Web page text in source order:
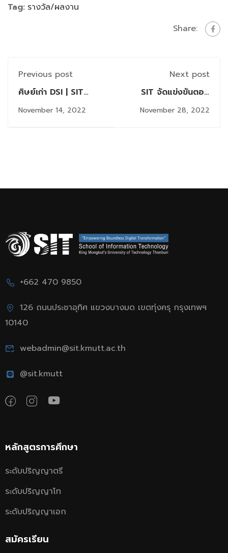
Tag: รางวัล/ผลงาน
Share:
Previous post
ศิษย์เก่า DSI | SIT
KMUTT ร่วมทีมวิจัย
พัฒนาแอปพลิเคชัน
November 14, 2022
Next post
SIT จัดแข่งขันตอบ
ปัญหาวิชาการ
คอมพิวเตอร์และ
November 28, 2022
+662 470 9850
126 ถนนประชาอุทิศ แขวงบางมด เขตทุ่งครุ กรุงเทพฯ
10140
webadmin@sit.kmutt.ac.th
@sit.kmutt
หลักสูตรการศึกษา
ระดับปริญญาตรี
ระดับปริญญาโท
ระดับปริญญาเอก
สมัครเรียน